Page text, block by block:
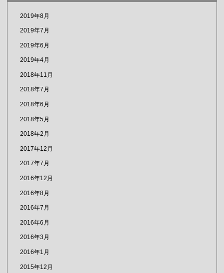
2019年8月
2019年7月
2019年6月
2019年4月
2018年11月
2018年7月
2018年6月
2018年5月
2018年2月
2017年12月
2017年7月
2016年12月
2016年8月
2016年7月
2016年6月
2016年3月
2016年1月
2015年12月